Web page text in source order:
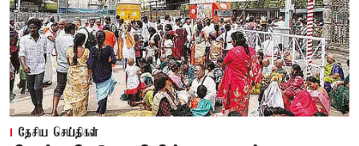
தேசிய செய்திகள்